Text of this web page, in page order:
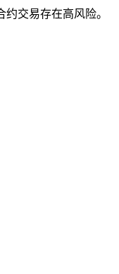
约交易存在高风险。